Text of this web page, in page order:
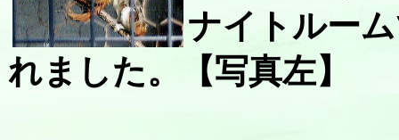
ナイトルー
れました。【写真左】